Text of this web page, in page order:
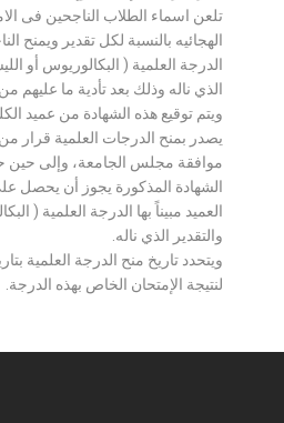
تلعن اسماء الطلاب الناجحين فى
الهجائيه بالنسبة لكل تقدير ويمنح
الدرجة العلمية ( البكالوريوس أو
الذي ناله وذلك بعد تأدية ما عليهم
ويتم توقيع هذه الشهادة من عميد
يصدر بمنح الدرجات العلمية قرار
موافقة مجلس الجامعة، وإلى
الشهادة المذكورة يجوز أن يحصل
العميد مبيناً بها الدرجة العلمية (
والتقدير الذي ناله.
ويتحدد تاريخ منح الدرجة العلمية
لنتيجة الإمتحان الخاص بهذه الدرجة.